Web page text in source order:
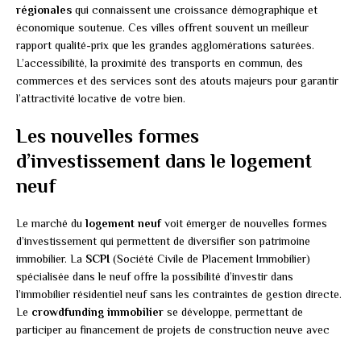
régionales qui connaissent une croissance démographique et
économique soutenue. Ces villes offrent souvent un meilleur
rapport qualité-prix que les grandes agglomérations saturées.
L’accessibilité, la proximité des transports en commun, des
commerces et des services sont des atouts majeurs pour garantir
l’attractivité locative de votre bien.
Les nouvelles formes
d’investissement dans le logement
neuf
Le marché du logement neufvoit émerger de nouvelles formes
d’investissement qui permettent de diversifier son patrimoine
immobilier. La SCPI (Société Civile de Placement Immobilier)
spécialisée dans le neuf offre la possibilité d’investir dans
l’immobilier résidentiel neuf sans les contraintes de gestion directe.
Le crowdfunding immobilier se développe, permettant de
participer au financement de projets de construction neuve avec